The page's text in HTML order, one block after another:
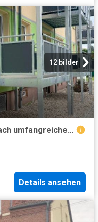
12 bilder
PRESSEL [ 764 ] ERSTBEZUG nach umfangreicher Renovierung [ 764 ] 3 ZIMMER WOHNUNG im ERGESCHOSS [ 764 ] großer BALKON [ 764 ] NEUES BAD [ 764 ] RUHIG GELEGEN
Details ansehen